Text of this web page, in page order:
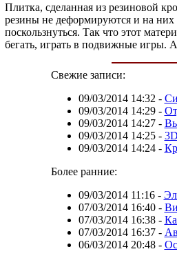
Плитка, сделанная из резиновой
резины не деформируются и на них
поскользнуться. Так что этот
бегать, играть в подвижные игры.
Свежие записи:
09/03/2014 14:32 -
09/03/2014 14:29-
09/03/2014 14:27-
09/03/2014 14:25-
09/03/2014 14:24-
Более ранние:
09/03/2014 11:16-
07/03/2014 16:40-
07/03/2014 16:38-
07/03/2014 16:37-
06/03/2014 20:48-